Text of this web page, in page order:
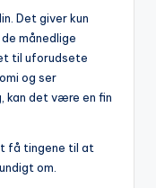
Det giver kun
månedlige
til uforudsete
og ser
kan det være en fin
få tingene til at
om.